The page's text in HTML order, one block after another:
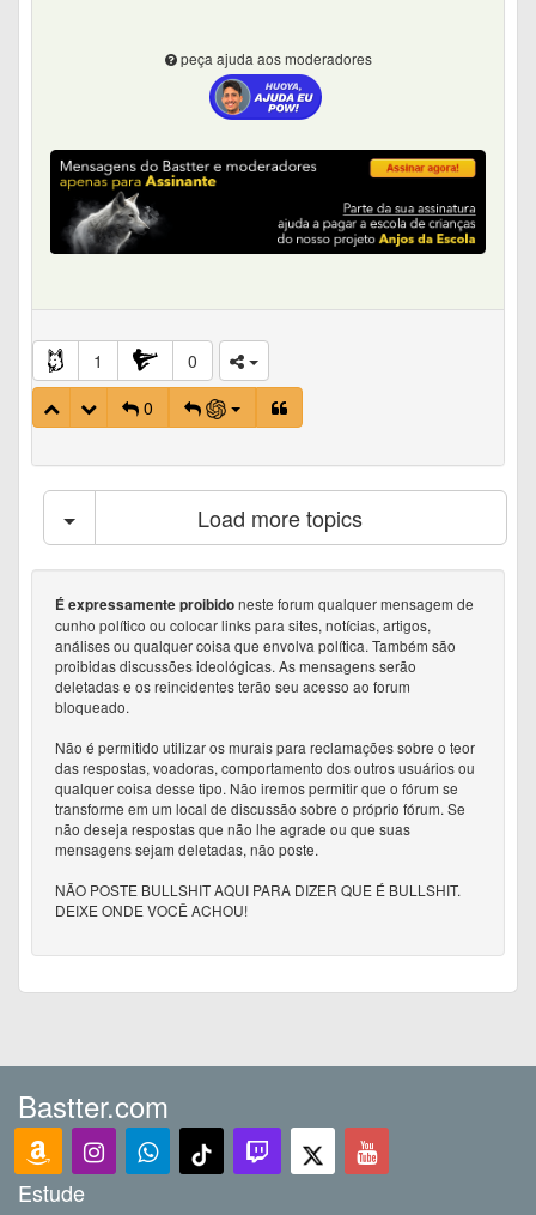
peça ajuda aos moderadores
1
0
0
Load more topics
É expressamente proibidoneste forum qualquer mensagem de
cunho político ou colocar links para sites, notícias, artigos,
análises ou qualquer coisa que envolva política. Também são
proibidas discussões ideológicas. As mensagens serão
deletadas e os reincidentes terão seu acesso ao forum
bloqueado.
Não é permitido utilizar os murais para reclamações sobre o teor
das respostas, voadoras, comportamento dos outros usuários ou
qualquer coisa desse tipo. Não iremos permitir que o fórum se
transforme em um local de discussão sobre o próprio fórum. Se
não deseja respostas que não lhe agrade ou que suas
mensagens sejam deletadas, não poste.
NÃO POSTE BULLSHIT AQUI PARA DIZER QUE É BULLSHIT.
DEIXE ONDE VOCÊ ACHOU!
Bastter.com
Estude